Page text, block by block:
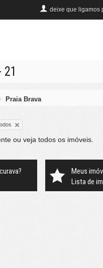
deixe que ligamos
Praia Brava
ou veja todos os imóveis
Meus
Lista de